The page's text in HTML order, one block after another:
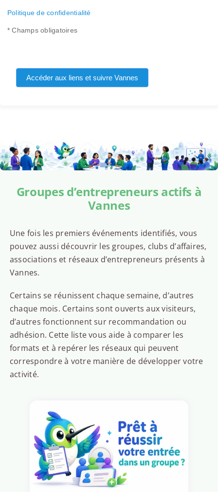
Politique de confidentialité
* Champs obligatoires
Accéder aux liens et suivre Vannes
Groupes d’entrepreneurs actifs à
Vannes
Une fois les premiers événements identifiés, vous
pouvez aussi découvrir les groupes, clubs d’affaires,
associations et réseaux d’entrepreneurs présents à
Vannes.
Certains se réunissent chaque semaine, d’autres
chaque mois. Certains sont ouverts aux visiteurs,
d’autres fonctionnent sur recommandation ou
adhésion. Cette liste vous aide à comparer les
formats et à repérer les réseaux qui peuvent
correspondre à votre manière de développer votre
activité.